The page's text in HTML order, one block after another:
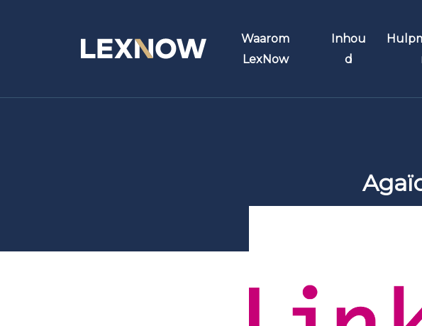
Waarom
LexNow
Historische versies
Inhou
d